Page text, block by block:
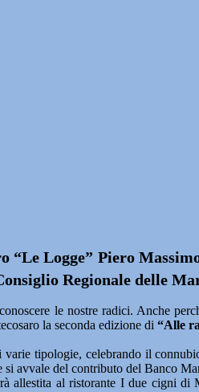
Logge” Piero
Regionale delle
le nostre radici. Anche
la seconda edizione di“Alle
tipologie, celebrando il
si avvale del contributo del Banco
allestita al ristorante I due cigni di